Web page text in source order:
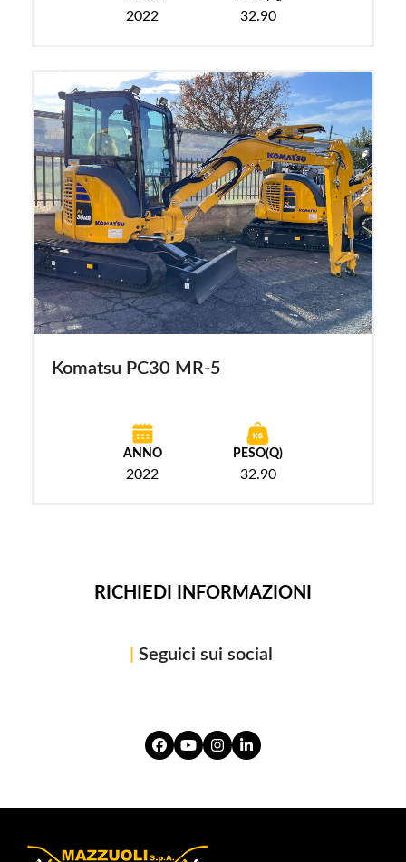
2022 32.90
Komatsu PC30 MR-5
ANNO
2022
PESO(Q)
32.90
RICHIEDI INFORMAZIONI
Seguici sui social
Facebook
YouTubeInstagram
LinkedIn